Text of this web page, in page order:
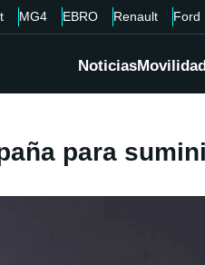
MG4 EBRO Renault Ford
Noticias
para